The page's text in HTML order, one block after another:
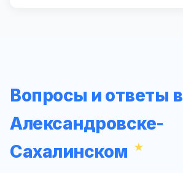
Вопросы и ответы в
Александровске-
Сахалинском